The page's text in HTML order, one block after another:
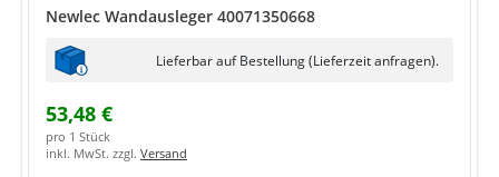
Newlec Wandausleger 40071350668
Lieferbar auf Bestellung (Lieferzeit anfragen).
53,48 €
pro 1 Stück
inkl. MwSt. zzgl. Versand